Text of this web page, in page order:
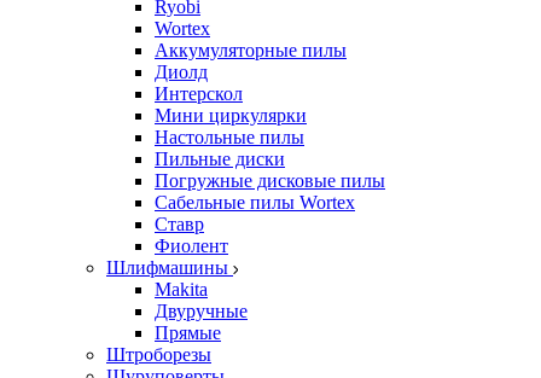
Ryobi
Wortex
Аккумуляторные пилы
Диолд
Интерскол
Мини циркулярки
Настольные пилы
Пильные диски
Погружные дисковые пилы
Сабельные пилы Wortex
Ставр
Фиолент
Шлифмашины
Makita
Двуручные
Прямые
Штроборезы